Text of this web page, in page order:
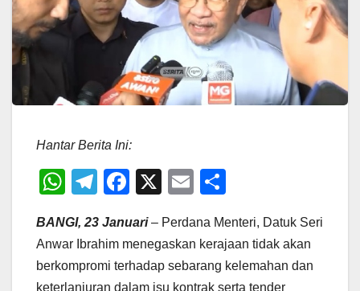
Hantar Berita Ini:
W
at
s
A
T
e
gr
a
F
c
e
b
X
E
ail ar
e
BANGI, 23 Januari– Perdana Menteri, Datuk Seri
Anwar Ibrahim menegaskan kerajaan tidak akan
berkompromi terhadap sebarang kelemahan dan
keterlanjuran dalam isu kontrak serta tender